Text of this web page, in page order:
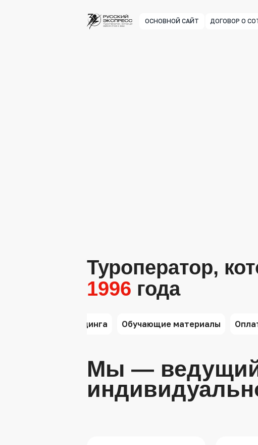
ДОГОВОР О
ОСНОВНОЙ САЙТ
Туроператор,
1996 года
Площадки холдинга Обучающие материалы
Мы — ведущий